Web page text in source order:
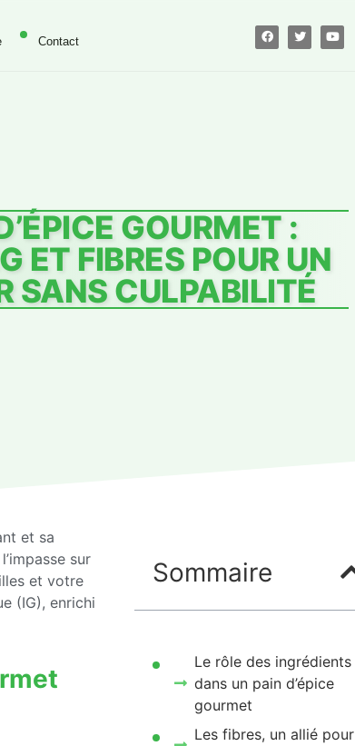
Contact
GOURMET :
ET FIBRES POUR UN
SANS CULPABILITÉ
et sa
sur
et votre
(IG), enrichi
Sommaire
Le rôle des ingrédients
dans un pain d’épice
gourmet
Les fibres, un allié pour